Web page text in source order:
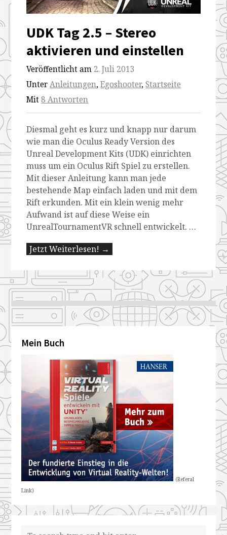
UDK Tag 2.5 – Stereo
aktivieren und einstellen
Veröffentlicht am 2. Juli 2013
UnterAnleitungen,Egoshooter,Startseite
Mit8 Antworten
Diesmal geht es kurz und knapp nur darum
wie man die Oculus Ready Version des
Unreal Development Kits (UDK) einrichten
muss um ein Oculus Rift Spiel zu erstellen.
Mit dieser Anleitung kann man jede
bestehende Map einfach laden und mit dem
Rift erkunden. Mit ein klein wenig mehr
Aufwand ist auf diese Weise ein
UnrealTournamentVR schnell entwickelt. …
Jetzt Weiterlesen! →
Mein Buch
(Referal
Link)